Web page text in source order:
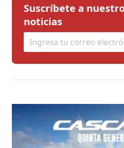
Suscríbete a
noticias